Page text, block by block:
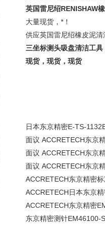
英国雷尼绍RENISHAW
大量现货，*！
供应英国雷尼绍橡皮泥清
三坐标测头吸盘清洁工具
现货，现货，现货
日本东京精密E-TS-
面议 ACCRETECH东京
面议 ACCRETECH东京
面议 ACCRETECH东京
ACCRETECH东京精密
ACCRETECH日本东京
ACCRETECH东京精密
东京精密测针EM46100-